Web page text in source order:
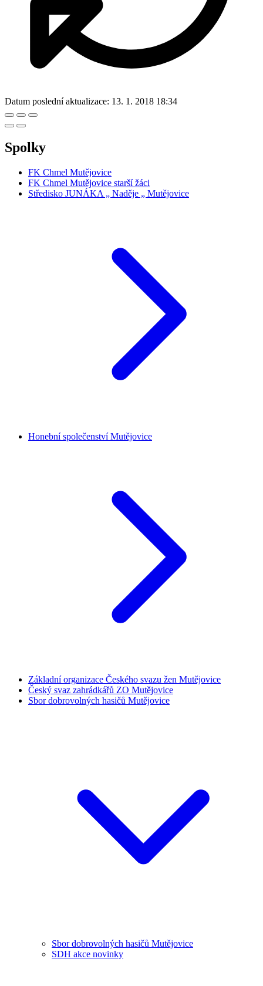
Datum poslední aktualizace: 13. 1. 2018 18:34
Spolky
FK Chmel Mutějovice
FK Chmel Mutějovice starší žáci
Středisko JUNÁKA „ Naděje „ Mutějovice
Honební společenství Mutějovice
Základní organizace Českého svazu žen Mutějovice
Český svaz zahrádkářů ZO Mutějovice
Sbor dobrovolných hasičů Mutějovice
Sbor dobrovolných hasičů Mutějovice
SDH akce novinky